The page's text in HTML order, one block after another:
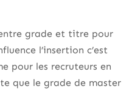
grade et titre pour
l’insertion c’est
pour les recruteurs en
que le grade de master